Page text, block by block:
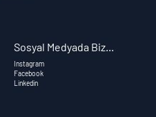
Sosyal Medyada Biz...
Instagram
Facebook
Linkedin